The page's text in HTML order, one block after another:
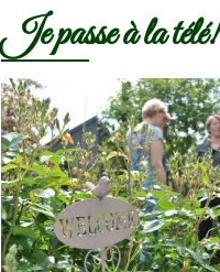
Je passe à la télé!